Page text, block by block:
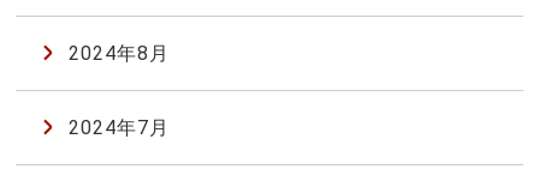
2024年8月
2024年7月